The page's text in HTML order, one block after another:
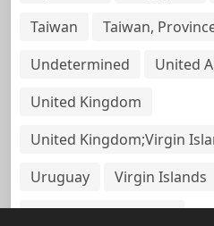
Taiwan
Taiwan,
Undetermined
United
United Kingdom
United Kingdom;Virgin
Uruguay
Virgin Islands
Virgin Islands, British